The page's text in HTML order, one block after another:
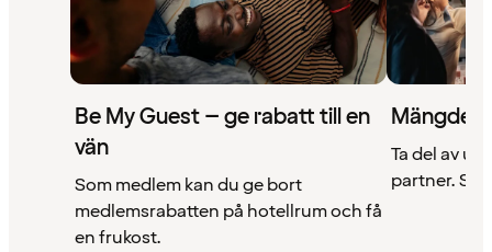
Be My Guest – ge rabatt till en
vän
Som medlem kan du ge bort
medlemsrabatten på hotellrum och få
en frukost.
Mängder
Ta del av
partner. Se